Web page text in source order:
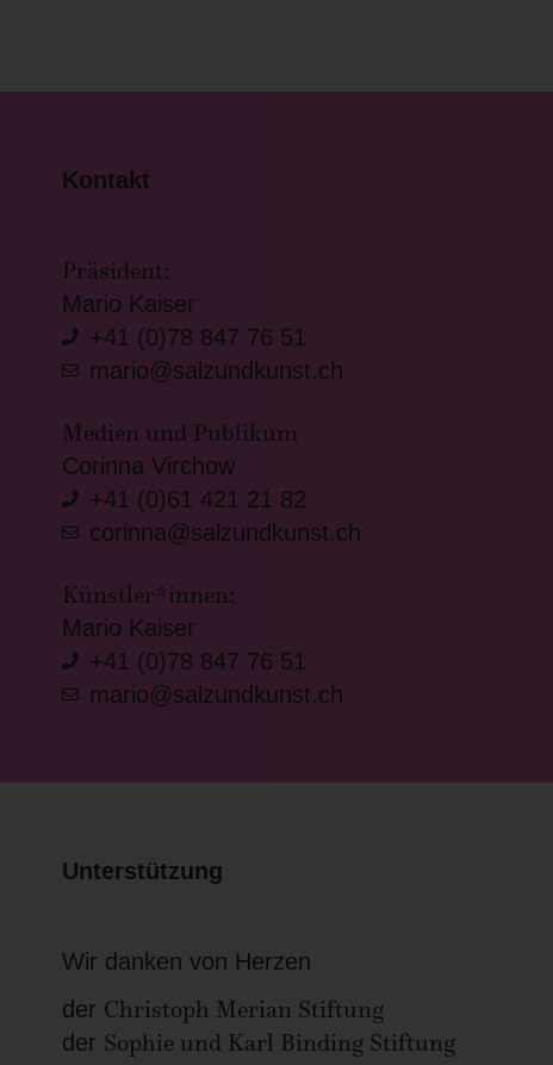
Kontakt
Präsident:
Mario Kaiser
+41 (0)78 847 76 51
mario@salzundkunst.ch
Medien und Publikum
Corinna Virchow
+41 (0)61 421 21 82
corinna@salzundkunst.ch
Künstler*innen:
Mario Kaiser
+41 (0)78 847 76 51
mario@salzundkunst.ch
Unterstützung
Wir danken von Herzen
der Christoph Merian Stiftung
der Sophie und Karl Binding Stiftung